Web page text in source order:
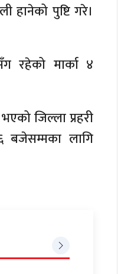
हानेको पुष्टि गरे।
रहेको मार्का ४
जिल्ला प्रहरी
बजेसम्मका लागि